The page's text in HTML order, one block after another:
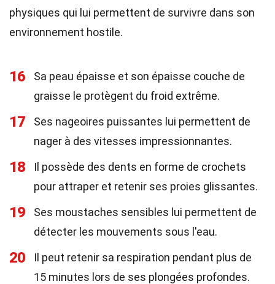
physiques qui lui permettent de survivre dans son
environnement hostile.
16
Sa peau épaisse et son épaisse couche de
graisse le protègent du froid extrême.
17
Ses nageoires puissantes lui permettent de
nager à des vitesses impressionnantes.
18
Il possède des dents en forme de crochets
pour attraper et retenir ses proies glissantes.
19
Ses moustaches sensibles lui permettent de
détecter les mouvements sous l'eau.
20
Il peut retenir sa respiration pendant plus de
15 minutes lors de ses plongées profondes.